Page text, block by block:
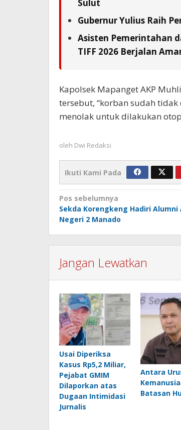
Sulut
Gubernur Yulius Raih
Asisten Pemerintahan
TIFF 2026 Berjalan
Kapolsek Mapanget AKP
tersebut, “korban sudah
menolak untuk dilakukan
oleh Dwi Redaksi
Ikuti Kami Pada
Navigasi
pos
Pos sebelumnya
Sekda Korengkeng Hadiri Alumni
Negeri 2 Manado
Jangan Lewatkan
Usai Diperiksa
Kasus Rp5,2 Miliar,
Pejabat GMIM
Dilaporkan atas
Dugaan Intimidasi
Jurnalis
Antara
Batasan